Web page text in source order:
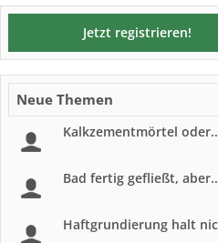
Jetzt registrieren!
Neue Themen
Kalkzementmörtel
Bad fertig gefließt,
Haftgrundierung halt